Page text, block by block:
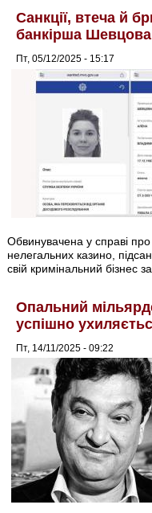
Санкції, втеча й
банкірша
Пт, 05/12/2025 - 15:17
Обвинувачена у справі
нелегальних казино,
свій кримінальний бізнес
Опальний
успішно
Пт, 14/11/2025 - 09:22